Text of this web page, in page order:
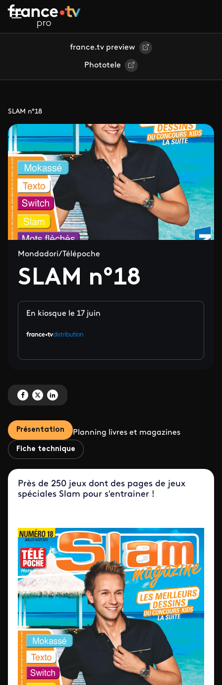
Aller au contenu principal
france.tv preview
Phototele
SLAM n°18
Mondadori/Télépoche
SLAM n°18
En kiosque le 17 juin
Partagez 'SLAM n°18' sur Facebook
Partagez 'SLAM n°18' sur X
Partagez 'SLAM n°18' sur LinkedIn
Présentation Planning livres et magazines
Fiche technique
Près de 250 jeux dont des pages de jeux
spéciales Slam pour s'entrainer !